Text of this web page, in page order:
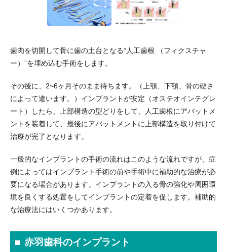
歯肉を切開して骨に歯の土台となる“人工歯根 （フィクスチャ
ー）”を埋め込む手術をします。
その後に、2~6ヶ月そのまま待ちます。（上顎、下顎、骨の硬さ
によって違います。）インプラントが安定（オステオインテグレ
ート）したら、上部構造の型どりをして、人工歯根にアバットメ
ントを装着して、最後にアバットメントに上部構造を取り付けて
治療が完了となります。
一般的なインプラントの手術の流れはこのような流れですが、症
例によってはインプラント手術の前や手術中に補助的な治療が必
要になる場合があります。インプラントの入る骨の強化や周囲環
境を良くする処置をしてインプラントの定着を促します。補助的
な治療法にはいくつかあります。
赤羽歯科のインプラント